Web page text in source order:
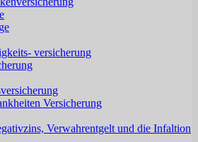
versicherung
Versicherung
Verwahrentgelt und die Infaltion